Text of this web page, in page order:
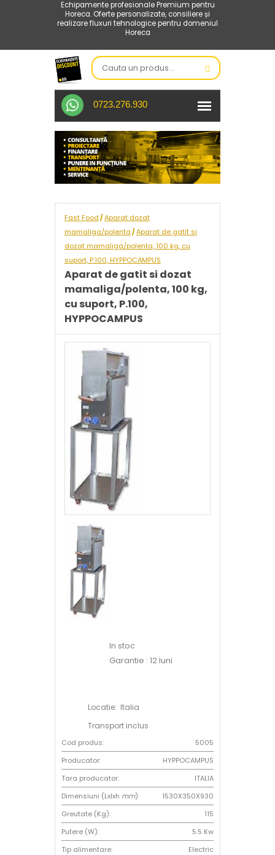
Echipamente profesionale Premium pentru
Horeca. Oferte personalizate, consiliere și
realizare fluxuri tehnologice pentru domeniul
Horeca
0723.276.930
Fast Food /Aparat dozat
mamaliga/polenta /Aparat de gatit si
dozat mamaliga/polenta, 100 kg, cu
suport, P.100, HYPPOCAMPUS
Aparat de gatit si dozat
mamaliga/polenta, 100 kg,
cu suport, P.100,
HYPPOCAMPUS
In stoc
Garantie : 12 luni
Locatie: Italia
Transport inclus
Cod produs:
5005
Producator:
HYPPOCAMPUS
Tara producator:
ITALIA
Dimensiuni (Lxlxh mm):
1530X350X930
Greutate (Kg):
115
Putere (W):
5.5 Kw
Tip alimentare:
Electric